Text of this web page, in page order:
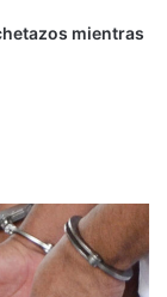
mientras